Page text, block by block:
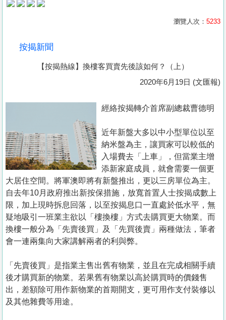
產
業
手
冊
關
於
我
們
瀏覽人次： 5233
按揭新聞
【按揭熱線】換樓客買賣先後該如何？（上）
2020年6月19日 (文匯報)
經絡按揭轉介首席副總裁曹德明
近年新盤大多以中小型單位以至
納米盤為主，讓買家可以較低的
入場費去「上車」，但當業主增
添新家庭成員，就會需要一個更
大居住空間。將軍澳即將有新盤推出，更以三房單位為主。
自去年10月政府推出新按保措施，放寬首置人士按揭成數上
限，加上現時拆息回落，以至按揭息口一直處於低水平，無
疑地吸引一班業主欲以「樓換樓」方式去購買更大物業。而
換樓一般分為「先賣後買」及「先買後賣」兩種做法，筆者
會一連兩集向大家講解兩者的利與弊。
「先賣後買」是指業主售出舊有物業，並且在完成相關手續
後才購買新的物業。若果舊有物業以高於購買時的價錢售
出，差額除可用作新物業的首期開支，更可用作支付裝修以
及其他雜費等用途。